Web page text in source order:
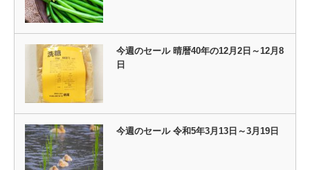
今週のセール 晴暦40年の12月2日～12月8
日
今週のセール 令和5年3月13日～3月19日